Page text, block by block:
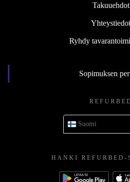
Takuuehdot
Yhteystiedot
Ryhdy
Sopimuksen
Suomi
HANKI REFURBED-